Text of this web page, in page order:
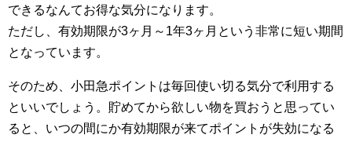
できるなんてお得な気分になります。
ただし、有効期限が3ヶ月～1年3ヶ月という非常に短い期間
となっています。
そのため、小田急ポイントは毎回使い切る気分で利用する
といいでしょう。貯めてから欲しい物を買おうと思ってい
ると、いつの間にか有効期限が来てポイントが失効になる